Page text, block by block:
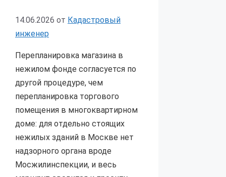
14.06.2026 от Кадастровый
инженер
Перепланировка магазина в
нежилом фонде согласуется по
другой процедуре, чем
перепланировка торгового
помещения в многоквартирном
доме: для отдельно стоящих
нежилых зданий в Москве нет
надзорного органа вроде
Мосжилинспекции, и весь